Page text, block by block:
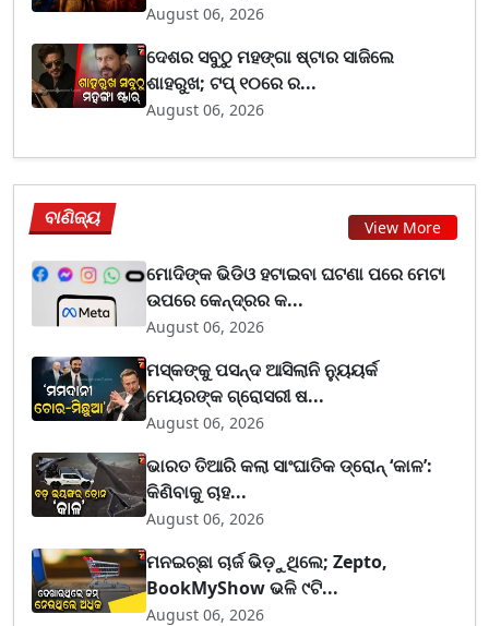
August 06, 2026
ଦେଶର ସବୁଠୁ ମହଙ୍ଗା ଷ୍ଟାର ସାଜିଲେ
ଶାହରୁଖ; ଟପ୍‌ ୧୦ରେ ର...
August 06, 2026
ବାଣିଜ୍ୟ View More
ମୋଦିଙ୍କ ଭିଡିଓ ହଟାଇବା ଘଟଣା ପରେ ମେଟା
ଉପରେ କେନ୍ଦ୍ରର କ...
August 06, 2026
ମସ୍କଙ୍କୁ ପସନ୍ଦ ଆସିଲାନି ନ୍ୟୁୟର୍କ
ମେୟରଙ୍କ ଗ୍ରୋସରୀ ଷ...
August 06, 2026
ଭାରତ ତିଆରି କଲା ସାଂଘାତିକ ଡ୍ରୋନ୍ ‘କାଳ’:
କିଣିବାକୁ ଚାହ...
August 06, 2026
ମନଇଚ୍ଛା ଚାର୍ଜ ଭିଡ଼ୁଥିଲେ; Zepto,
BookMyShow ଭଳି ୯ଟି...
August 06, 2026